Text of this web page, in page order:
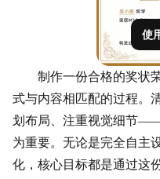
使
制作一份合格的奖状
式与内容相匹配的过程
划布局、注重视觉细节
为重要。无论是完全自主
化，核心目标都是通过这